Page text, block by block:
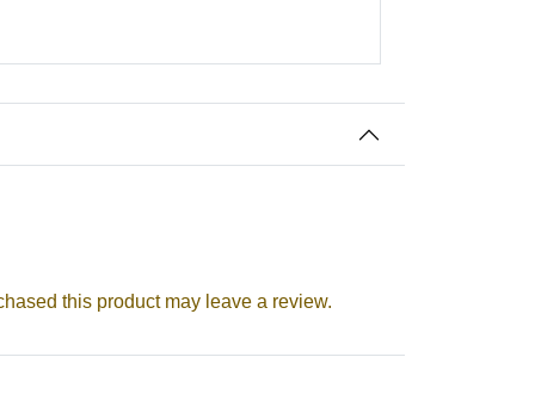
this product may leave a review.